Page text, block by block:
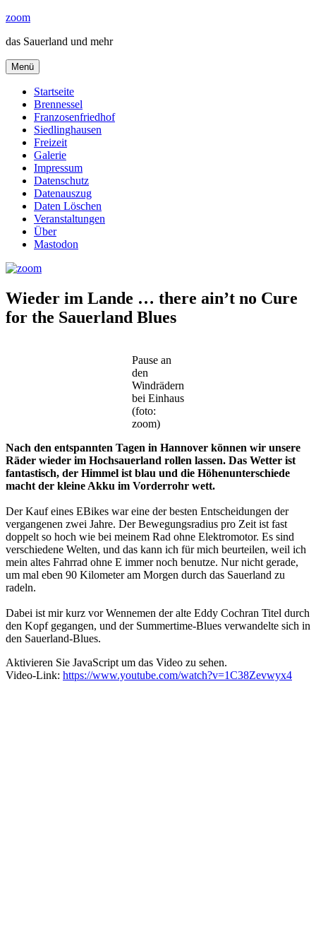
Zum
springen
zoom
das Sauerland und mehr
Menü
Startseite
Brennessel
Franzosenfriedhof
Siedlinghausen
Freizeit
Galerie
Impressum
Datenschutz
Datenauszug
Daten Löschen
Veranstaltungen
Über
Mastodon
Wieder im Lande … there ain’t no Cure
for the Sauerland Blues
Pause an
den
Windrädern
bei Einhaus
(foto:
zoom)
Nach den entspannten Tagen in Hannover können wir unsere
Räder wieder im Hochsauerland rollen lassen. Das Wetter ist
fantastisch, der Himmel ist blau und die Höhenunterschiede
macht der kleine Akku im Vorderrohr wett.
Der Kauf eines EBikes war eine der besten Entscheidungen der
vergangenen zwei Jahre. Der Bewegungsradius pro Zeit ist fast
doppelt so hoch wie bei meinem Rad ohne Elektromotor. Es sind
verschiedene Welten, und das kann ich für mich beurteilen, weil ich
mein altes Fahrrad ohne E immer noch benutze. Nur nicht gerade,
um mal eben 90 Kilometer am Morgen durch das Sauerland zu
radeln.
Dabei ist mir kurz vor Wennemen der alte Eddy Cochran Titel durch
den Kopf gegangen, und der Summertime-Blues verwandelte sich in
den Sauerland-Blues.
Aktivieren Sie JavaScript um das Video zu sehen.
Video-Link: https://www.youtube.com/watch?v=1C38Zevwyx4